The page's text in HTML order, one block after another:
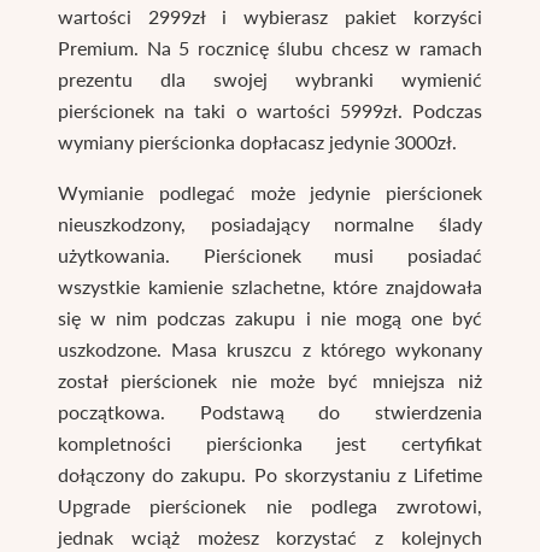
wartości 2999zł i wybierasz pakiet korzyści
Premium. Na 5 rocznicę ślubu chcesz w ramach
prezentu dla swojej wybranki wymienić
pierścionek na taki o wartości 5999zł. Podczas
wymiany pierścionka dopłacasz jedynie 3000zł.
Wymianie podlegać może jedynie pierścionek
nieuszkodzony, posiadający normalne ślady
użytkowania. Pierścionek musi posiadać
wszystkie kamienie szlachetne, które znajdowała
się w nim podczas zakupu i nie mogą one być
uszkodzone. Masa kruszcu z którego wykonany
został pierścionek nie może być mniejsza niż
początkowa. Podstawą do stwierdzenia
kompletności pierścionka jest certyfikat
dołączony do zakupu. Po skorzystaniu z Lifetime
Upgrade pierścionek nie podlega zwrotowi,
jednak wciąż możesz korzystać z kolejnych